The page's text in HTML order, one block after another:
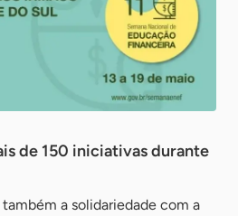
de 150 iniciativas durante
a solidariedade com a